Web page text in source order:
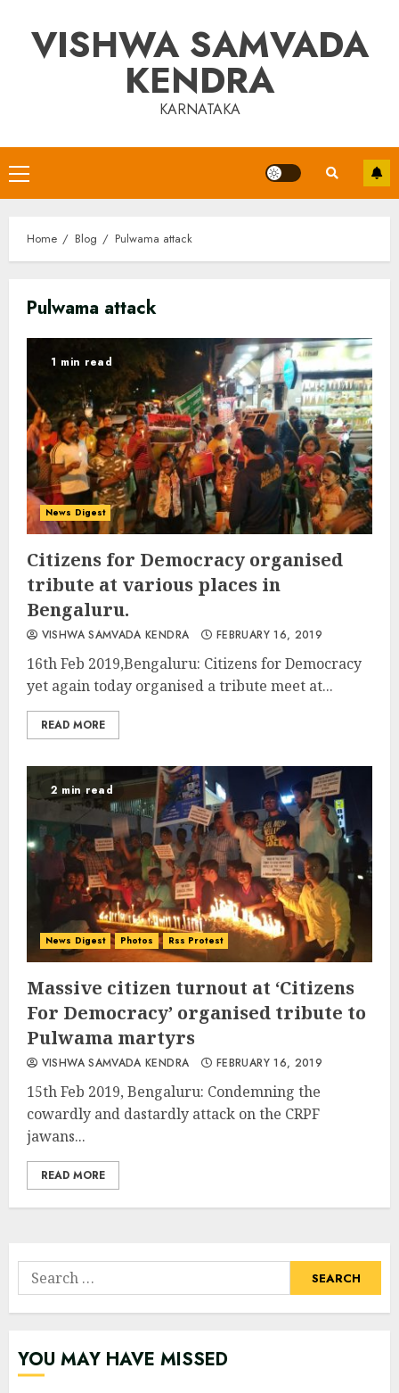
contentVISHWA SAMVADA
KENDRA
KARNATAKA
Primary
Menu
Home Blog Pulwama attack
Pulwama attack
1 min read
News Digest
Citizens for Democracy organised
tribute at various places in
Bengaluru.
VISHWA SAMVADA KENDRA FEBRUARY 16, 2019
16th Feb 2019,Bengaluru: Citizens for Democracy
yet again today organised a tribute meet at...
READ MORE
2 min read
News Digest Photos Rss Protest
Massive citizen turnout at ‘Citizens
For Democracy’ organised tribute to
Pulwama martyrs
VISHWA SAMVADA KENDRA FEBRUARY 16, 2019
15th Feb 2019, Bengaluru: Condemning the
cowardly and dastardly attack on the CRPF
jawans...
READ MORE
Search
for:
YOU MAY HAVE MISSED